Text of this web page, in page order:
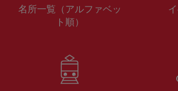
名所一覧（アルファベッ
ト順）